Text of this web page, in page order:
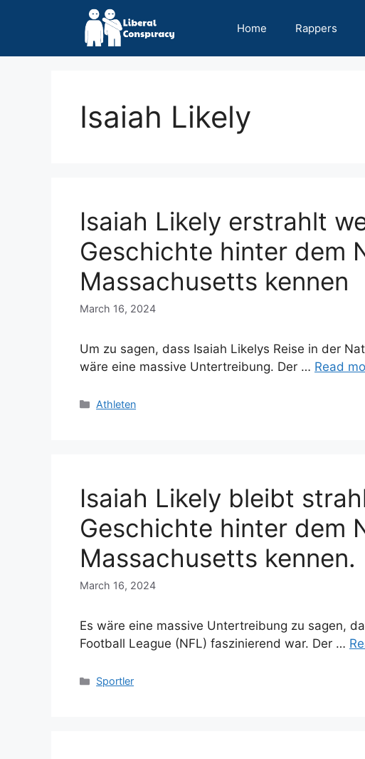
Home Rappers
Isaiah Likely
Isaiah Likely erstrahlt
Geschichte hinter dem
Massachusetts kennen
March 16, 2024
Um zu sagen, dass Isaiah Likelys Reise in der
wäre eine massive Untertreibung. Der … Read
Categories
Athleten
Isaiah Likely bleibt
Geschichte hinter dem
Massachusetts kennen.
March 16, 2024
Es wäre eine massive Untertreibung zu sagen,
Football League (NFL) faszinierend war. Der …
Categories
Sportler